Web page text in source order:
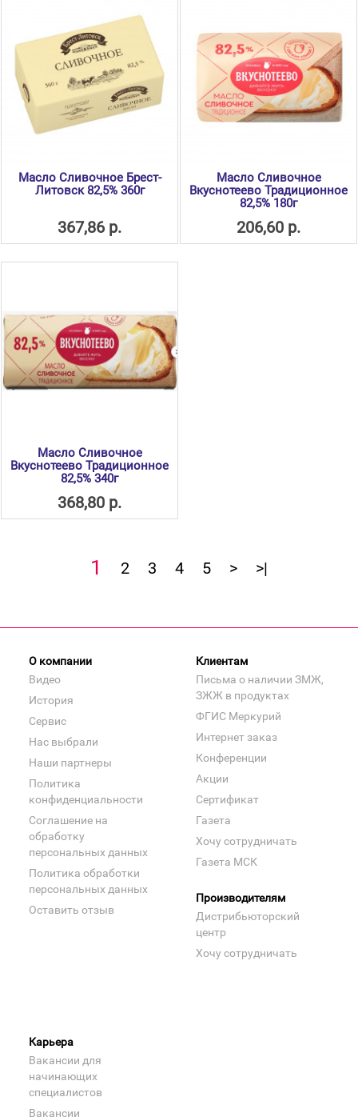
Масло Сливочное Брест-
Литовск 82,5% 360г
367,86 р.
Масло Сливочное
Вкуснотеево Традиционное
82,5% 180г
206,60 р.
Масло Сливочное
Вкуснотеево Традиционное
82,5% 340г
368,80 р.
1 2 3 4 5 > >|
О компании
Видео
История
Сервис
Нас выбрали
Наши партнеры
Политика
конфиденциальности
Соглашение на
обработку
персональных данных
Политика обработки
персональных данных
Оставить отзыв
Клиентам
Письма о наличии ЗМЖ,
ЗЖЖ в продуктах
ФГИС Меркурий
Интернет заказ
Конференции
Акции
Сертификат
Газета
Хочу сотрудничать
Газета МСК
Производителям
Дистрибьюторский
центр
Хочу сотрудничать
Карьера
Вакансии для
начинающих
специалистов
Вакансии